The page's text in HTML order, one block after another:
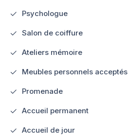
Psychologue
Salon de coiffure
Ateliers mémoire
Meubles personnels acceptés
Promenade
Accueil permanent
Accueil de jour